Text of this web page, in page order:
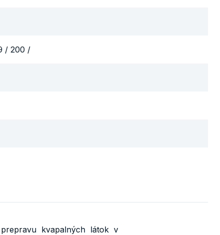
/ 200 /
kvapalných látok v